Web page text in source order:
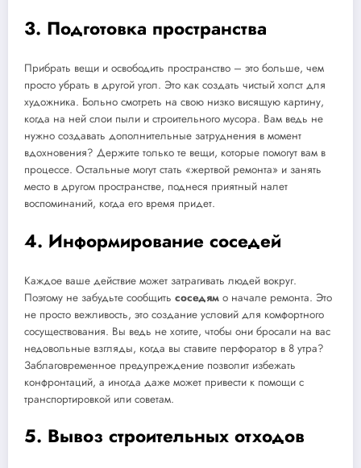
3. Подготовка пространства
Прибрать вещи и освободить пространство – это больше, чем
просто убрать в другой угол. Это как создать чистый холст для
художника. Больно смотреть на свою низко висящую картину,
когда на ней слои пыли и строительного мусора. Вам ведь не
нужно создавать дополнительные затруднения в момент
вдохновения? Держите только те вещи, которые помогут вам в
процессе. Остальные могут стать «жертвой ремонта» и занять
место в другом пространстве, поднеся приятный налет
воспоминаний, когда его время придет.
4. Информирование соседей
Каждое ваше действие может затрагивать людей вокруг.
Поэтому не забудьте сообщить соседям о начале ремонта. Это
не просто вежливость, это создание условий для комфортного
сосуществования. Вы ведь не хотите, чтобы они бросали на вас
недовольные взгляды, когда вы ставите перфоратор в 8 утра?
Заблаговременное предупреждение позволит избежать
конфронтаций, а иногда даже может привести к помощи с
транспортировкой или советам.
5. Вывоз строительных отходов